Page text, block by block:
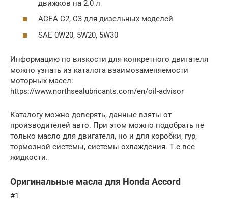
движков на 2.0 л
ACEA C2, C3 для дизельных моделей
SAE 0W20, 5W20, 5W30
Информацию по вязкости для конкретного двигателя
можно узнать из каталога взаимозаменяемости
моторных масел:
https://www.northsealubricants.com/en/oil-advisor
Каталогу можно доверять, данные взяты от
производителей авто. При этом можно подобрать не
только масло для двигателя, но и для коробки, гур,
тормозной системы, системы охлаждения. Т.е все
жидкости.
Оригинальные масла для Honda Accord
#1